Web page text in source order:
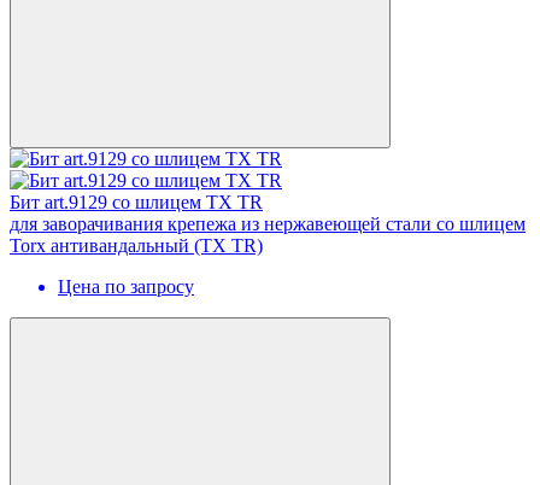
Бит art.9129 со шлицем TX TR
для заворачивания крепежа из нержавеющей стали со шлицем
Torx антивандальный (TX TR)
Цена по запросу